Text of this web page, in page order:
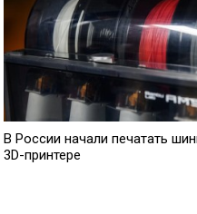
В России начали печатать
3D-принтере